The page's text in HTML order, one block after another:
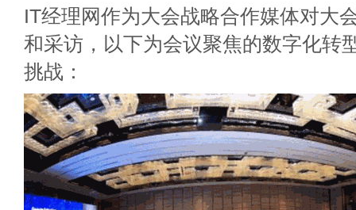
IT经理网作为大会战略合作媒体对大
和采访，以下为会议聚焦的数字化转
挑战：